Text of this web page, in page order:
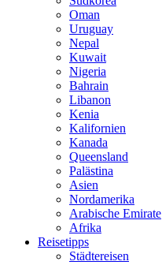
Oman
Uruguay
Nepal
Kuwait
Nigeria
Bahrain
Libanon
Kenia
Kalifornien
Kanada
Queensland
Palästina
Asien
Nordamerika
Arabische Emirate
Afrika
Reisetipps
Städtereisen